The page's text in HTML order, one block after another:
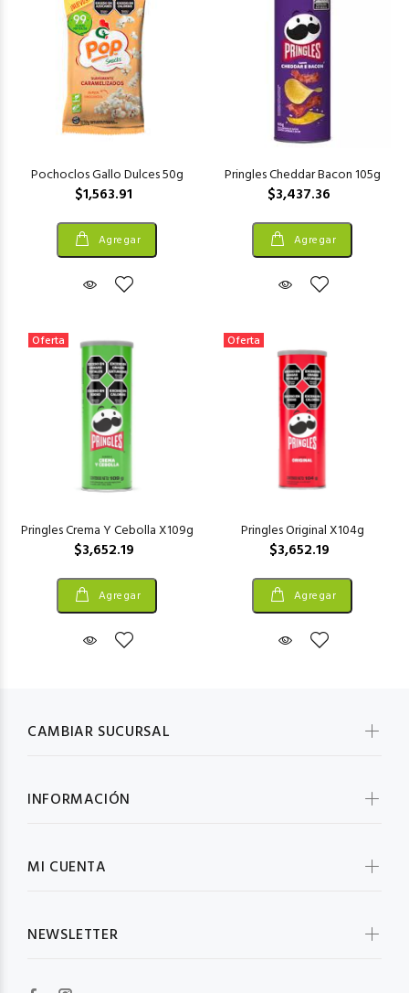
Pochoclos Gallo Dulces 50g
$1,563.91
Agregar
Pringles Cheddar Bacon 105g
$3,437.36
Agregar
Oferta
Pringles Crema Y Cebolla X109g
$3,652.19
Agregar
Oferta
Pringles Original X104g
$3,652.19
Agregar
CAMBIAR SUCURSAL
INFORMACIÓN
MI CUENTA
NEWSLETTER